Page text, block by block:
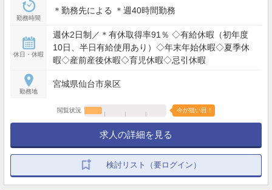
勤務時間
＊勤務先による ＊週40時間勤務
休日・休暇
週休2日制／＊有休取得率91％ ◇有給休暇（初年度
10日、半日有給使用あり）◇年末年始休暇◇夏季休
暇◇産前産後休暇◇育児休暇◇忌引休暇
勤務地
宮城県仙台市泉区
閲覧状況 今が狙い目！
求人の詳細を見る
検討リスト（要ログイン）